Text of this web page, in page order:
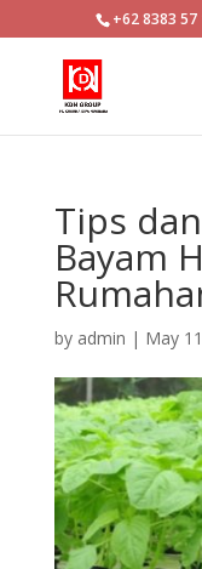
+62 8383 57
Tips
Bayam
by admin | May